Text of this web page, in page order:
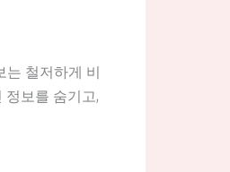
는 철저하게 비
정보를 숨기고,